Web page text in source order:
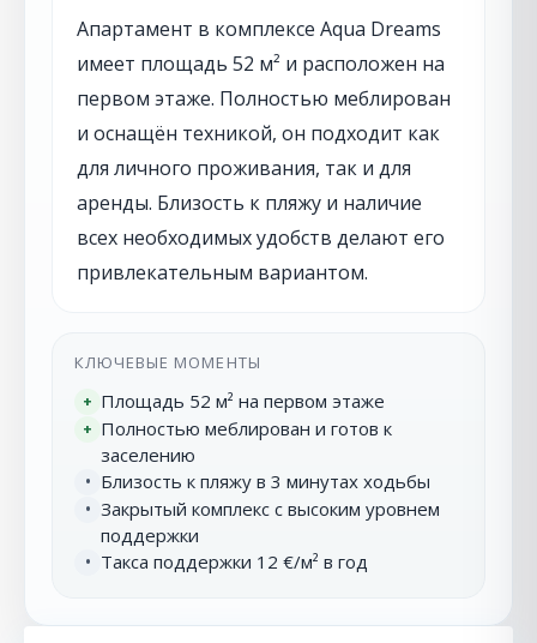
Апартамент в комплексе Aqua Dreams
имеет площадь 52 м² и расположен на
первом этаже. Полностью меблирован
и оснащён техникой, он подходит как
для личного проживания, так и для
аренды. Близость к пляжу и наличие
всех необходимых удобств делают его
привлекательным вариантом.
КЛЮЧЕВЫЕ МОМЕНТЫ
+ Площадь 52 м² на первом этаже
+ Полностью меблирован и готов к
заселению
• Близость к пляжу в 3 минутах ходьбы
• Закрытый комплекс с высоким уровнем
поддержки
• Такса поддержки 12 €/м² в год